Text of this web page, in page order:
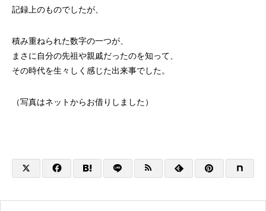
記録上のものでしたが、
積み重ねられた数字の一つが、
まさに自分の先祖や親戚だったのを知って、
その時代を生々しく感じた出来事でした。
（写真はネットからお借りしました）